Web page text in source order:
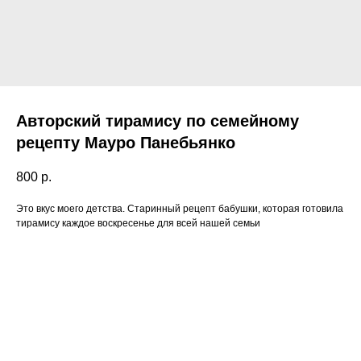
Авторский тирамису по семейному
рецепту Мауро Панебьянко
800 р.
Это вкус моего детства. Старинный рецепт бабушки, которая готовила
тирамису каждое воскресенье для всей нашей семьи